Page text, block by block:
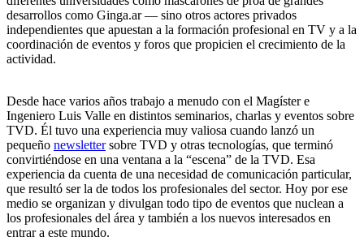
desarrollos como Ginga.ar — sino otros actores privados
independientes que apuestan a la formación profesional en TV y a la
coordinación de eventos y foros que propicien el crecimiento de la
actividad.
Desde hace varios años trabajo a menudo con el Magíster e
Ingeniero Luis Valle en distintos seminarios, charlas y eventos sobre
TVD. Él tuvo una experiencia muy valiosa cuando lanzó un
pequeño newslettersobre TVD y otras tecnologías, que terminó
convirtiéndose en una ventana a la “escena” de la TVD. Esa
experiencia da cuenta de una necesidad de comunicación particular,
que resultó ser la de todos los profesionales del sector. Hoy por ese
medio se organizan y divulgan todo tipo de eventos que nuclean a
los profesionales del área y también a los nuevos interesados en
entrar a este mundo.